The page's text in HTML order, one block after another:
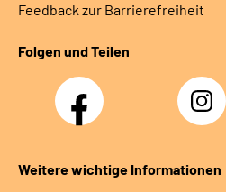
Feedback zur Barrierefreiheit
Folgen und Teilen
Facebook Instagram
Weitere wichtige Informationen